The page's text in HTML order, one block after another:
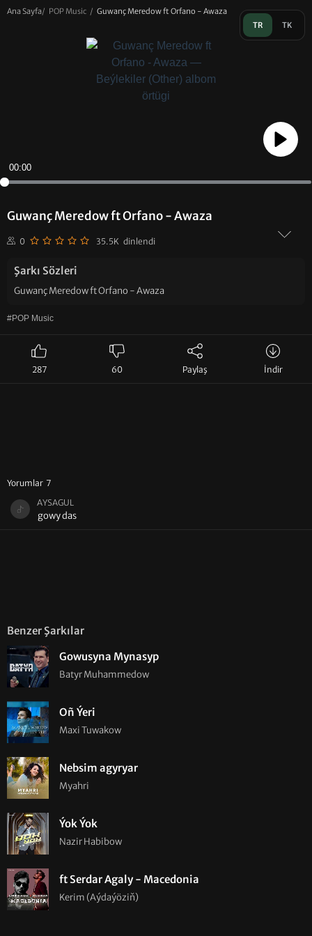
TR TK
Ana Sayfa/ POP Music / Guwanç Meredow ft Orfano - Awaza
Guwanç Meredow ft Orfano - Awaza
0 35.5K dinlendi
Şarkı Sözleri
Guwanç Meredow ft Orfano - Awaza
#POP Music
287 60 Paylaş İndir
Yorumlar 7
AYSAGUL
gowy das
Benzer Şarkılar
Gowusyna Mynasyp
Batyr Muhammedow
Oñ Ýeri
Maxi Tuwakow
Nebsim agyryar
Myahri
Ýok Ýok
Nazir Habibow
ft Serdar Agaly - Macedonia
Kerim (Aýdaýöziň)
Play
00:00